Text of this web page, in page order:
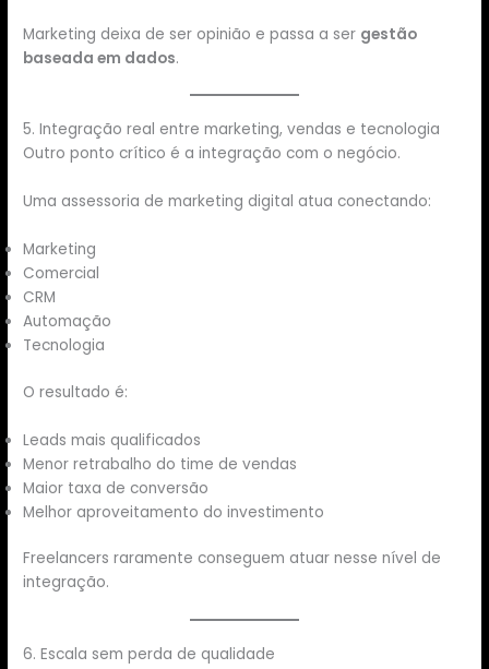
Marketing deixa de ser opinião e passa a ser gestão
baseada em dados.
5. Integração real entre marketing, vendas e tecnologia
Outro ponto crítico é a integração com o negócio.
Uma assessoria de marketing digital atua conectando:
Marketing
Comercial
CRM
Automação
Tecnologia
O resultado é:
Leads mais qualificados
Menor retrabalho do time de vendas
Maior taxa de conversão
Melhor aproveitamento do investimento
Freelancers raramente conseguem atuar nesse nível de
integração.
6. Escala sem perda de qualidade